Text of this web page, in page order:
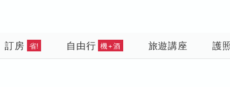
訂房 省! 自由行 機+酒 旅遊講座 護